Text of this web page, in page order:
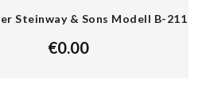
Steinway & Sons Modell B-211
€0.00